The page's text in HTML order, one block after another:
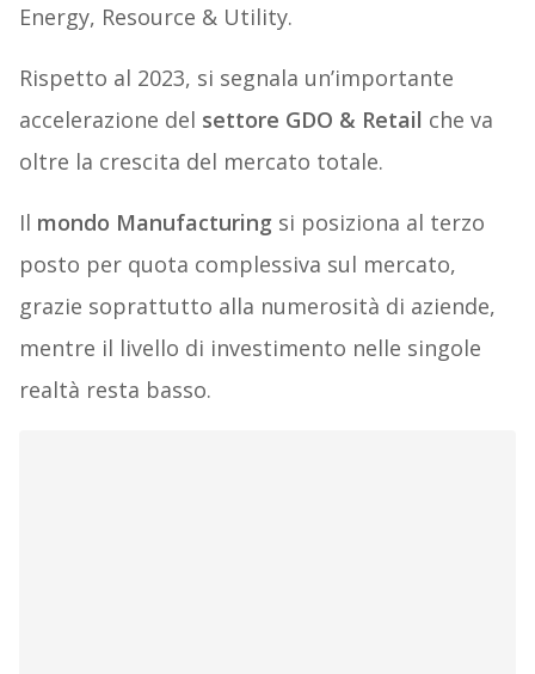
Energy, Resource & Utility.
Rispetto al 2023, si segnala un’importante
accelerazione del settore GDO & Retail che va
oltre la crescita del mercato totale.
Il mondo Manufacturing si posiziona al terzo
posto per quota complessiva sul mercato,
grazie soprattutto alla numerosità di aziende,
mentre il livello di investimento nelle singole
realtà resta basso.